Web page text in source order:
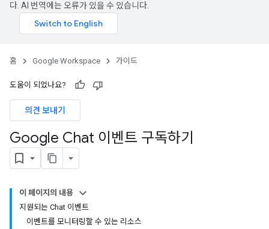
다. AI 번역에는 오류가 있을 수 있습니다.
홈 Google Workspace 가이드
도움이 되었나요?
의견 보내기
Google Chat 이벤트 구독하기
이 페이지의 내용
지원되는 Chat 이벤트
이벤트를 모니터링할 수 있는 리소스